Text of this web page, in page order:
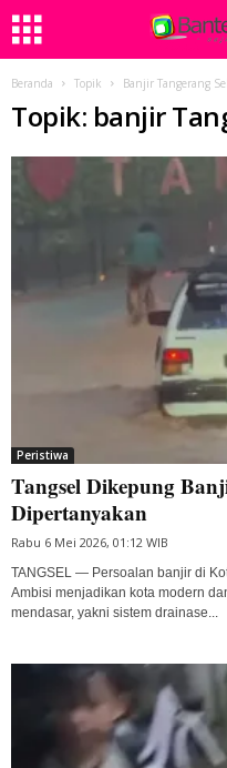
Beranda Topik Banjir Tangerang
Topik: banjir
Peristiwa
Tangsel Dikepung
Dipertanyakan
Rabu 6 Mei 2026, 01:12 WIB
TANGSEL — Persoalan banjir di
Ambisi menjadikan kota modern
mendasar, yakni sistem drainase...